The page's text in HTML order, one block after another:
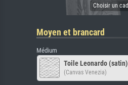
Moyen et brancard
Médium
Toile Leonardo (satin)
(Canvas Venezia)